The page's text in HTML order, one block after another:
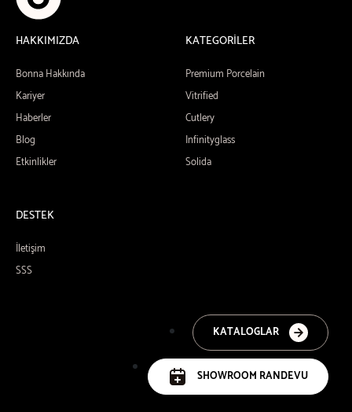
HAKKIMIZDA
Bonna Hakkında
Kariyer
Haberler
Blog
Etkinlikler
KATEGORİLER
Premium Porcelain
Vitrified
Cutlery
Infinityglass
Solida
DESTEK
İletişim
SSS
KATALOGLAR
SHOWROOM RANDEVU